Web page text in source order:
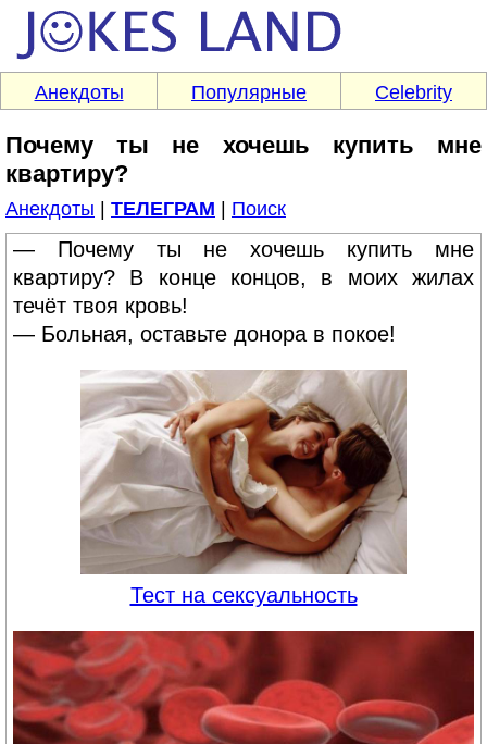
Анекдоты Популярные Celebrity
Почему ты не хочешь купить мне
квартиру?
Анекдоты ТЕЛЕГРАМ Поиск
— Почему ты не хочешь купить мне
квартиру? В конце концов, в моих жилах
течёт твоя кровь!
— Больная, оставьте донора в покое!
Тест на сексуальность